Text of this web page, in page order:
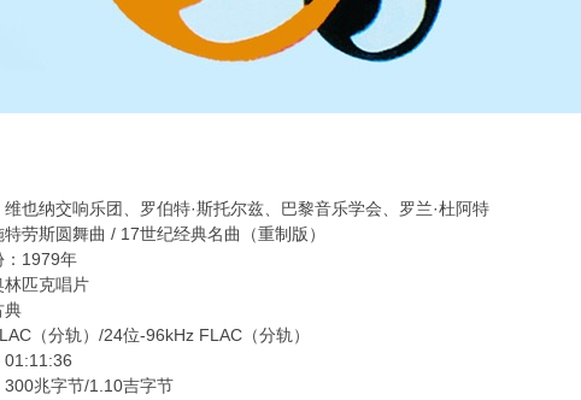
也纳交响乐团、罗伯特·斯托尔兹、巴黎音乐学会、罗兰·杜阿特
特劳斯圆舞曲 / 17世纪经典名曲（重制版）
：1979年
林匹克唱片
典
（分轨）/24位-96kHz FLAC（分轨）
01:11:36
300兆字节/1.10吉字节